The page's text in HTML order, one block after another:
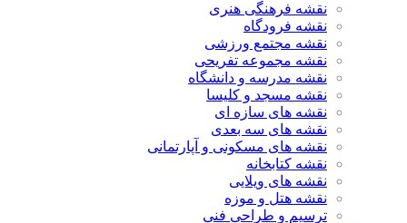
نقشه فرهنگی هنری
نقشه فرودگاه
نقشه مجتمع ورزشی
نقشه مجموعه تفریحی
نقشه مدرسه و دانشگاه
نقشه مسجد و کلیسا
نقشه های سازه ای
نقشه های سه بعدی
نقشه های مسکونی و آپارتمانی
نقشه کتابخانه
نقشه های ویلایی
نقشه هتل و موزه
ترسیم و طراحی فنی